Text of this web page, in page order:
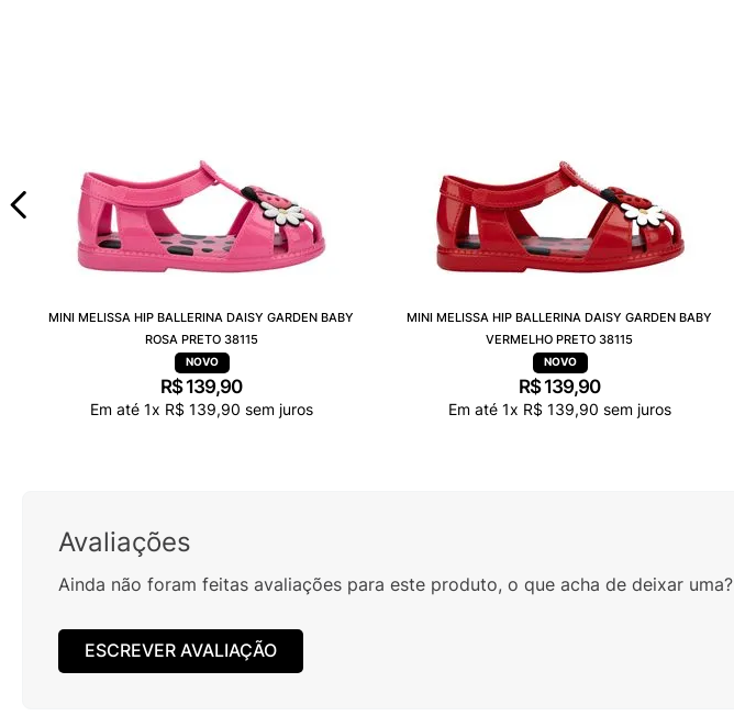
MINI MELISSA HIP BALLERINA DAISY GARDEN BABY
ROSA PRETO 38115
R$ 139,90
Em até 1x R$ 139,90 sem juros
MINI MELISSA HIP BALLERINA DAISY GARDEN BABY
VERMELHO PRETO 38115
R$ 139,90
Em até 1x R$ 139,90 sem juros
Avaliações
Ainda não foram feitas avaliações para este produto, o que acha de deixar uma?
ESCREVER AVALIAÇÃO